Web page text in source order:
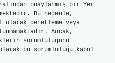
onaylanmış bir Yer
Bu nedenle,
denetleme veya
Ancak,
sorumluluğunu
bu sorumluluğu kabul